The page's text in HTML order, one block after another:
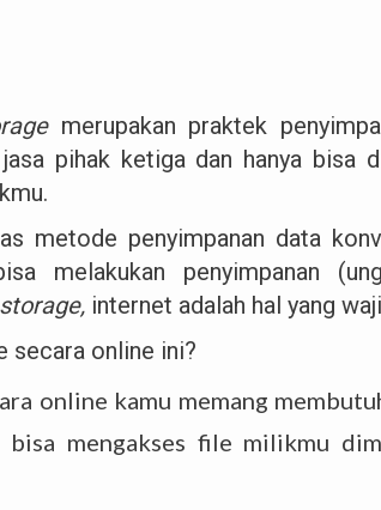
merupakan praktek
pihak ketiga dan hanya bisa
metode penyimpanan data
melakukan penyimpanan
internet adalah hal yang
secara online ini?
online kamu memang
mengakses file milikmu